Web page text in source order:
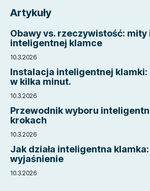
Artykuły
Obawy vs. rzeczywistość: mity
inteligentnej klamce
10.3.2026
Instalacja inteligentnej klamki:
w kilka minut.
10.3.2026
Przewodnik wyboru
krokach
10.3.2026
Jak działa inteligentna
wyjaśnienie
10.3.2026